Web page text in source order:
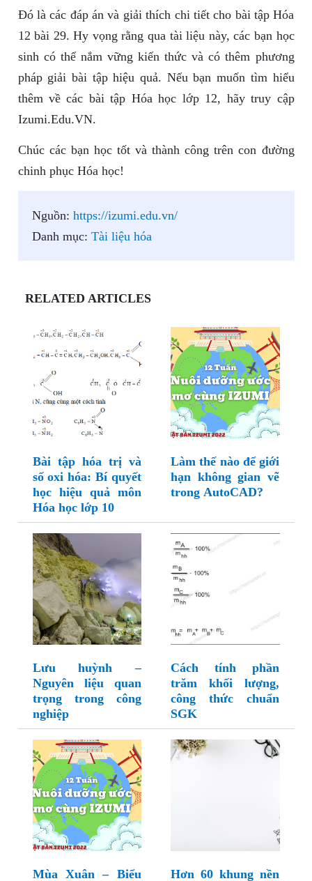
Đó là các đáp án và giải thích chi tiết cho bài tập Hóa
12 bài 29. Hy vọng rằng qua tài liệu này, các bạn học
sinh có thể nắm vững kiến thức và có thêm phương
pháp giải bài tập hiệu quả. Nếu bạn muốn tìm hiểu
thêm về các bài tập Hóa học lớp 12, hãy truy cập
Izumi.Edu.VN.
Chúc các bạn học tốt và thành công trên con đường
chinh phục Hóa học!
Nguồn: https://izumi.edu.vn/
Danh mục: Tài liệu hóa
RELATED ARTICLES
Bài tập hóa trị và
số oxi hóa: Bí quyết
học hiệu quả môn
Hóa học lớp 10
Làm thế nào để giới
hạn không gian vẽ
trong AutoCAD?
Lưu huỳnh –
Nguyên liệu quan
trọng trong công
nghiệp
Cách tính phần
trăm khối lượng,
công thức chuẩn
SGK
Mùa Xuân – Biểu Hơn 60 khung nền